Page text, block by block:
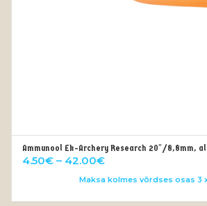
OUT OF STOCK
Ammunool Ek-Archery Research 20″/8,8mm,
4.50€ – 42.00€Price
range:
Maksa kolmes võrdses osas 3